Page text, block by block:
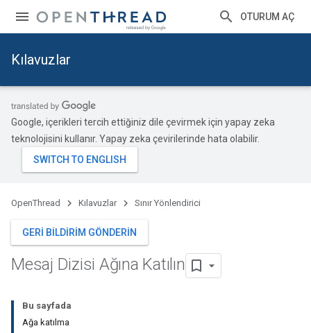
OTURUM AÇ
Kılavuzlar
Google, içerikleri tercih ettiğiniz dile çevirmek için yapay zeka
teknolojisini kullanır. Yapay zeka çevirilerinde hata olabilir.
OpenThread Kılavuzlar Sınır Yönlendirici
GERI BILDIRIM GÖNDERIN
Mesaj Dizisi Ağına Katılın
Bu sayfada
Ağa katılma